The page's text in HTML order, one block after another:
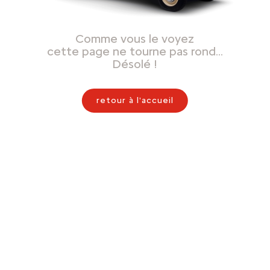
Comme vous le voyez
cette page ne tourne pas rond…
Désolé !
retour à l'accueil